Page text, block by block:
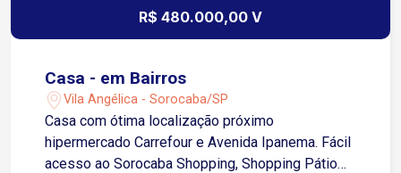
R$ 480.000,00 V
Casa - em Bairros
Vila Angélica - Sorocaba/SP
Casa com ótima localização próximo
hipermercado Carrefour e Avenida Ipanema. Fácil
acesso ao Sorocaba Shopping, Shopping Pátio